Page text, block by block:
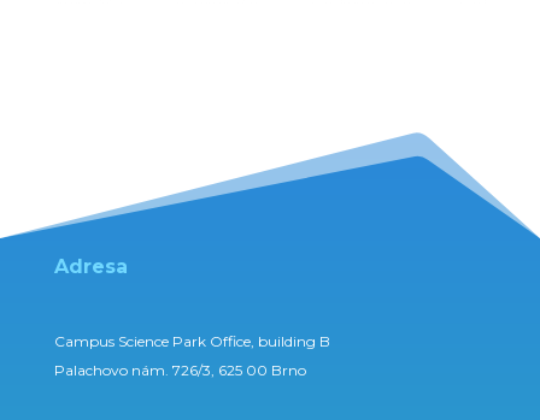
Adresa
Campus Science Park Office, building B
Palachovo nám. 726/3, 625 00 Brno